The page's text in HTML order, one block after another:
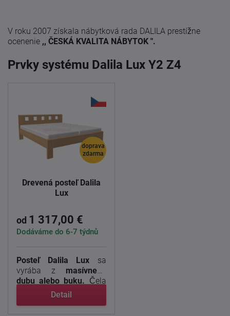
V roku 2007 získala nábytková rada DALILA prestížne
ocenenie ,, ČESKÁ KVALITA NÁBYTOK ".
Prvky systému Dalila Lux Y2 Z4
doprava
zdarma
Drevená posteľ Dalila
Lux
od 1 317,00 €
Dodáváme do 6-7 týdnů
Posteľ Dalila Lux sa
vyrába z masívneho
dubu alebo buku. Čela
Detail